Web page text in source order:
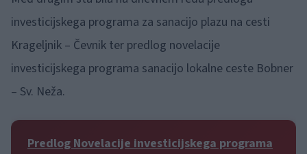
investicijskega programa za sanacijo plazu na cesti
Krageljnik – Čevnik ter predlog novelacije
investicijskega programa sanacijo lokalne ceste Bobner
– Sv. Neža.
Predlog Novelacije investicijskega programa